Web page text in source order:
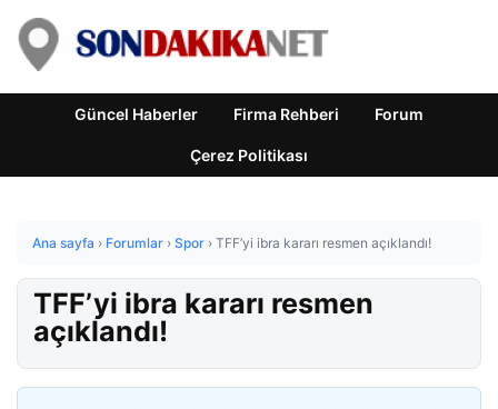
Güncel Haberler Firma Rehberi Forum
Çerez Politikası
Ana sayfa › Forumlar › Spor › TFF’yi ibra kararı resmen açıklandı!
TFF’yi ibra kararı resmen
açıklandı!